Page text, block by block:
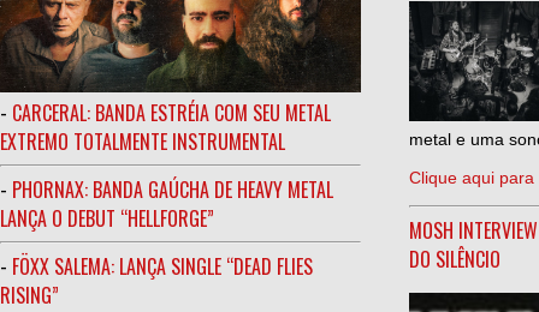
- CARCERAL: BANDA ESTRÉIA COM SEU METAL
EXTREMO TOTALMENTE INSTRUMENTAL
- PHORNAX: BANDA GAÚCHA DE HEAVY METAL
LANÇA O DEBUT “HELLFORGE”
- FÖXX SALEMA: LANÇA SINGLE “DEAD FLIES
RISING”
metal e uma
Clique aqui para
MOSH
DO SILÊNCIO